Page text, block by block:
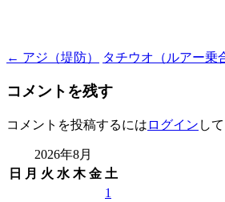
Post
navigation
← アジ（堤防） タチウオ（ルアー乗
コメントを残す
コメントを投稿するには ログイン し
2026年8月
日
月 火 水 木 金 土
1